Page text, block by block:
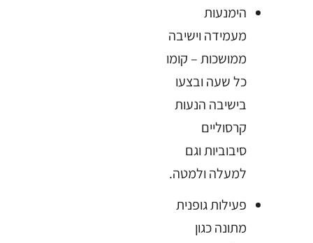
הימנעות
מעמידה וישיבה
ממושכות – קומו
כל שעה ובצעו
בישיבה הנעות
קרסוליים
סיבוביות וגם
למעלה ולמטה.
פעילות גופנית
מתונה כגון